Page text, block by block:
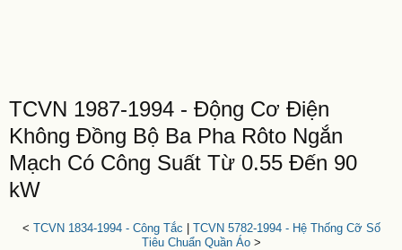
TCVN 1987-1994 - Động Cơ Điện
Không Đồng Bộ Ba Pha Rôto Ngắn
Mạch Có Công Suất Từ 0.55 Đến 90
kW
< TCVN 1834-1994 - Công Tắc
TCVN 5782-1994 - Hệ Thống Cỡ Số
Tiêu Chuẩn Quần Áo>